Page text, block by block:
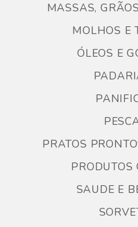
MASSAS,
MOLHOS E
ÓLEOS E
PRATOS
PRODUTOS
SAUDE E